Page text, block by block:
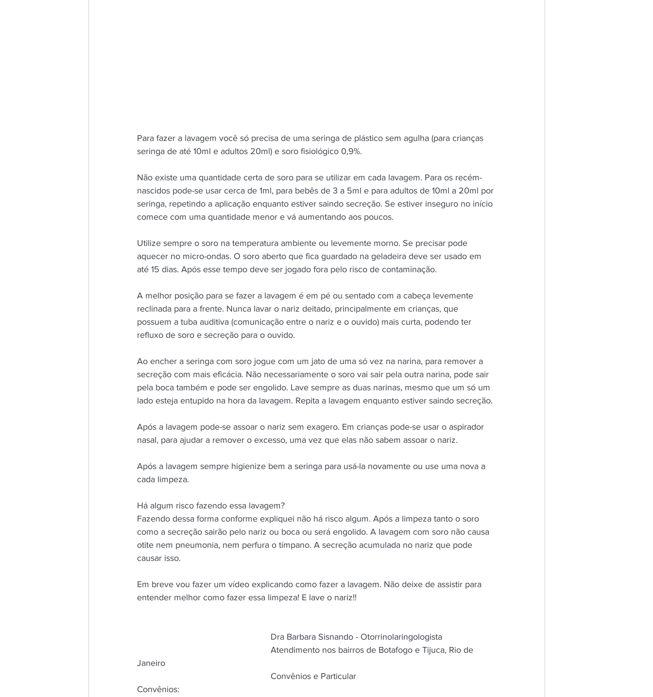
Para fazer a lavagem você só precisa de uma seringa de plástico sem agulha (para crianças
seringa de até 10ml e adultos 20ml) e soro fisiológico 0,9%.
Não existe uma quantidade certa de soro para se utilizar em cada lavagem. Para os recém-
nascidos pode-se usar cerca de 1ml, para bebês de 3 a 5ml e para adultos de 10ml a 20ml por
seringa, repetindo a aplicação enquanto estiver saindo secreção. Se estiver inseguro no início
comece com uma quantidade menor e vá aumentando aos poucos.
Utilize sempre o soro na temperatura ambiente ou levemente morno. Se precisar pode
aquecer no micro-ondas. O soro aberto que fica guardado na geladeira deve ser usado em
até 15 dias. Após esse tempo deve ser jogado fora pelo risco de contaminação.
A melhor posição para se fazer a lavagem é em pé ou sentado com a cabeça levemente
reclinada para a frente. Nunca lavar o nariz deitado, principalmente em crianças, que
possuem a tuba auditiva (comunicação entre o nariz e o ouvido) mais curta, podendo ter
refluxo de soro e secreção para o ouvido.
Ao encher a seringa com soro jogue com um jato de uma só vez na narina, para remover a
secreção com mais eficácia. Não necessariamente o soro vai sair pela outra narina, pode sair
pela boca também e pode ser engolido. Lave sempre as duas narinas, mesmo que um só um
lado esteja entupido na hora da lavagem. Repita a lavagem enquanto estiver saindo secreção.
Após a lavagem pode-se assoar o nariz sem exagero. Em crianças pode-se usar o aspirador
nasal, para ajudar a remover o excesso, uma vez que elas não sabem assoar o nariz.
Após a lavagem sempre higienize bem a seringa para usá-la novamente ou use uma nova a
cada limpeza.
Há algum risco fazendo essa lavagem?
Fazendo dessa forma conforme expliquei não há risco algum. Após a limpeza tanto o soro
como a secreção sairão pelo nariz ou boca ou será engolido. A lavagem com soro não causa
otite nem pneumonia, nem perfura o tímpano. A secreção acumulada no nariz que pode
causar isso.
Em breve vou fazer um vídeo explicando como fazer a lavagem. Não deixe de assistir para
entender melhor como fazer essa limpeza! E lave o nariz!!
                                                       Dra Barbara Sisnando - Otorrinolaringologista
Janeiro
                                                       Convênios e Particular
Convênios: